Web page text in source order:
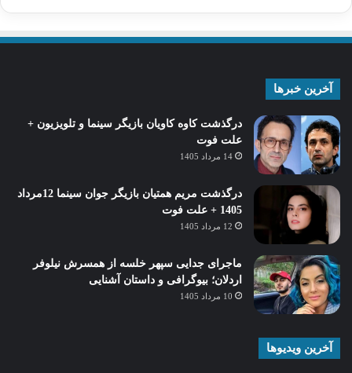
آخرین خبرها
درگذشت کاوه کاویان بازیگر سینما و تلویزیون +
علت فوت
14 مرداد 1405
درگذشت مریم همتیان بازیگر جوان سینما 12مرداد
1405 + علت فوت
12 مرداد 1405
ماجرای جدایی سپهر خلسه از همسرش نیلوفر
اردلان؛ بیوگرافی و داستان آشنایی
10 مرداد 1405
آخرین ویدیوها